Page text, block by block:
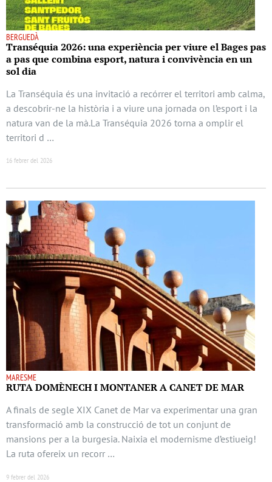
BERGUEDÀ
Transéquia 2026: una experiència per viure el Bages pas
a pas que combina esport, natura i convivència en un
sol dia
La Transéquia és una invitació a recórrer el territori amb calma,
a descobrir-ne la història i a viure una jornada on l’esport i la
natura van de la mà.La Transéquia 2026 torna a omplir el
territori d …
16 febrer del 2026
MARESME
RUTA DOMÈNECH I MONTANER A CANET DE MAR
A finals de segle XIX Canet de Mar va experimentar una gran
transformació amb la construcció de tot un conjunt de
mansions per a la burgesia. Naixia el modernisme d’estiueig!
La ruta ofereix un recorr …
9 febrer del 2026